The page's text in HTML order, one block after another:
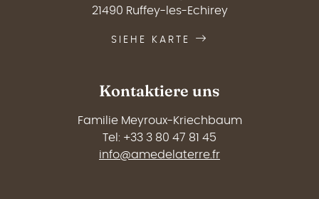
21490 Ruffey-les-Echirey
SIEHE KARTE
Kontaktiere uns
Familie Meyroux-Kriechbaum
Tel: +33 3 80 47 81 45
info@amedelaterre.fr